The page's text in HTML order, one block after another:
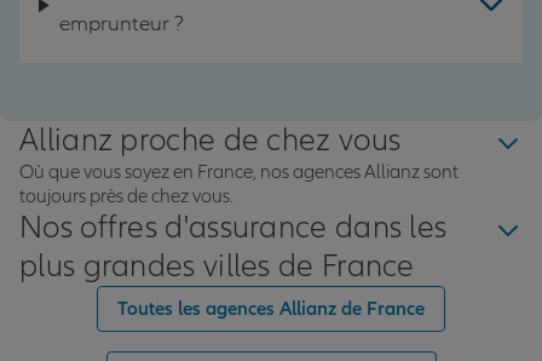
emprunteur ?
Allianz proche de chez vous
Où que vous soyez en France, nos agences Allianz sont
toujours près de chez vous.
Nos offres d'assurance dans les
plus grandes villes de France
Toutes les agences Allianz de France